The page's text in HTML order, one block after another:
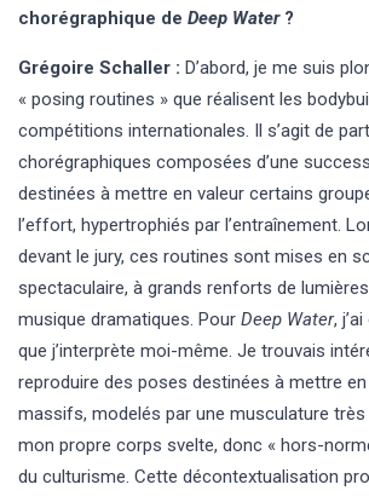
chorégraphique de Deep Water ?
Grégoire Schaller : D’abord, je me suis
« posing routines » que réalisent les
compétitions internationales. Il s’agit de
chorégraphiques composées d’une
destinées à mettre en valeur certains
l’effort, hypertrophiés par l’entraînement.
devant le jury, ces routines sont mises en
spectaculaire, à grands renforts de
musique dramatiques. Pour Deep Water,
que j’interprète moi-même. Je trouvais
reproduire des poses destinées à mettre
massifs, modelés par une musculature très
mon propre corps svelte, donc « hors-
du culturisme. Cette décontextualisation